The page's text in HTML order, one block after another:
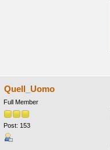
Quell_Uomo
Full Member
Post: 153